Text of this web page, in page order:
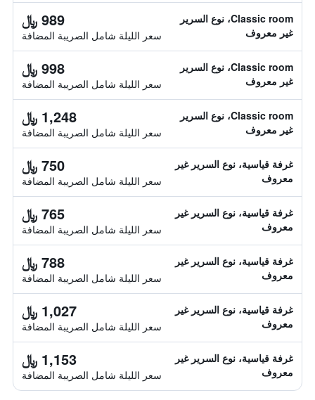
Classic room، نوع السرير
غير معروف
989 ﷼
سعر الليلة شامل الصريبة المضافة
Classic room، نوع السرير
غير معروف
998 ﷼
سعر الليلة شامل الصريبة المضافة
Classic room، نوع السرير
غير معروف
1,248 ﷼
سعر الليلة شامل الصريبة المضافة
غرفة قياسية، نوع السرير غير
معروف
750 ﷼
سعر الليلة شامل الصريبة المضافة
غرفة قياسية، نوع السرير غير
معروف
765 ﷼
سعر الليلة شامل الصريبة المضافة
غرفة قياسية، نوع السرير غير
معروف
788 ﷼
سعر الليلة شامل الصريبة المضافة
غرفة قياسية، نوع السرير غير
معروف
1,027 ﷼
سعر الليلة شامل الصريبة المضافة
غرفة قياسية، نوع السرير غير
معروف
1,153 ﷼
سعر الليلة شامل الصريبة المضافة